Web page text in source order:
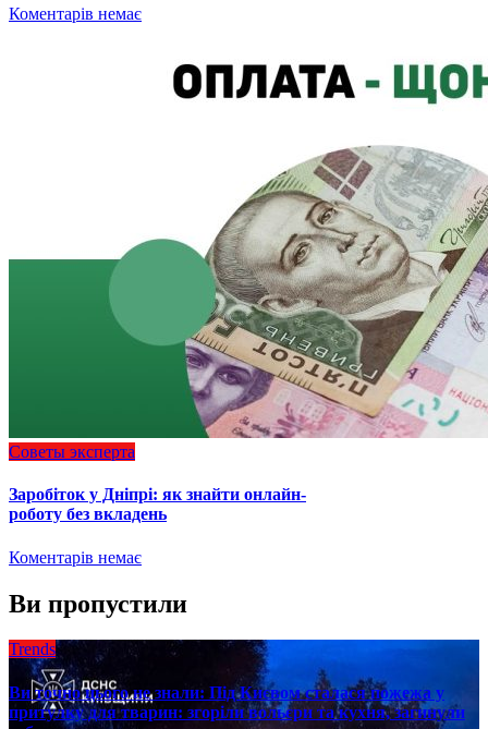
Коментарів немає
Советы эксперта
Заробіток у Дніпрі: як знайти онлайн-
роботу без вкладень
Коментарів немає
Ви пропустили
Trends
Ви точно цього не знали: Під Києвом сталася пожежа у
притулку для тварин: згоріли вольєри та кухня, загинули